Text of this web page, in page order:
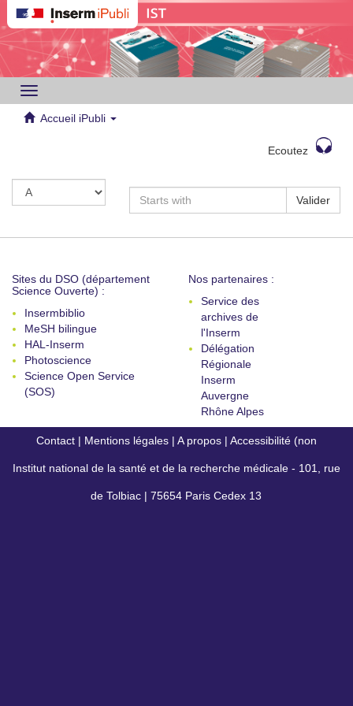
Toggle
navigation
Accueil iPubli
Ecoutez
Valider
Sites du DSO (département
Science Ouverte) :
Insermbiblio
MeSH bilingue
HAL-Inserm
Photoscience
Science Open Service
(SOS)
Nos partenaires :
Service des
archives de
l'Inserm
Délégation
Régionale
Inserm
Auvergne
Rhône Alpes
Contact | Mentions légales | A propos | Accessibilité (non
conforme)
Institut national de la santé et de la recherche médicale - 101, rue
de Tolbiac | 75654 Paris Cedex 13